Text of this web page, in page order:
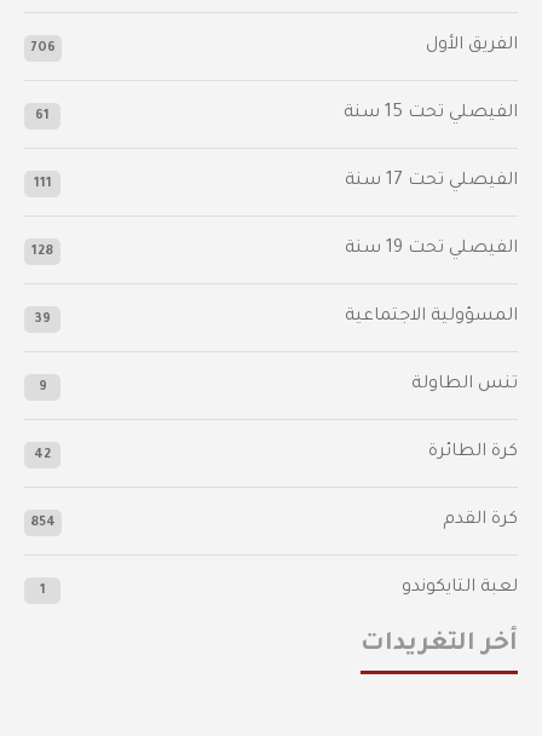
الفريق الأول 706
الفيصلي‬⁩ تحت 15 سنة 61
‫الفيصلي‬⁩ تحت 17 سنة 111
الفيصلي‬⁩ تحت 19 سنة 128
المسؤولية الاجتماعية 39
تنس الطاولة 9
كرة الطائرة 42
كرة القدم 854
لعبة التايكوندو 1
أخر التغريدات